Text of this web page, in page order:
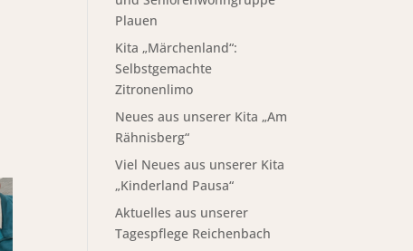
Plauen
Kita „Märchenland“:
Selbstgemachte
Zitronenlimo
Neues aus unserer Kita „Am
Rähnisberg“
Viel Neues aus unserer Kita
„Kinderland Pausa“
Aktuelles aus unserer
Tagespflege Reichenbach